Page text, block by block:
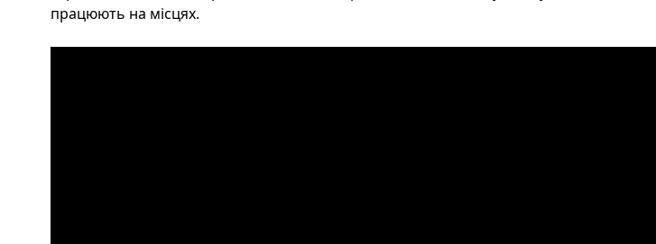
працюють на місцях.